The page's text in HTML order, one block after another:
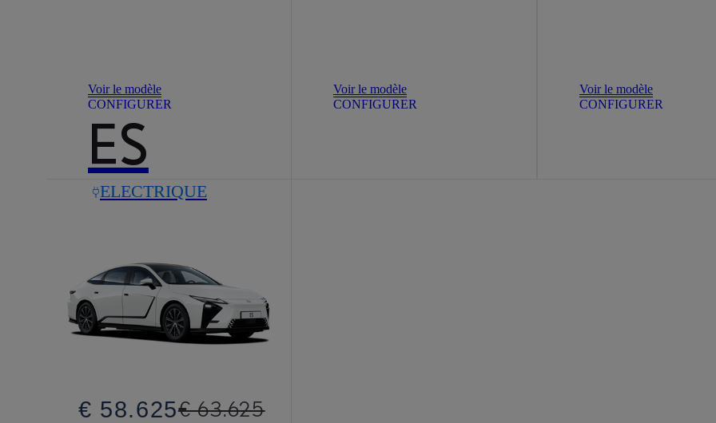
Voir le modèle
CONFIGURER
Voir le modèle
CONFIGURER
Voir le modèle
CONFIGURER
ES
ELECTRIQUE
€ 58.625€ 63.625